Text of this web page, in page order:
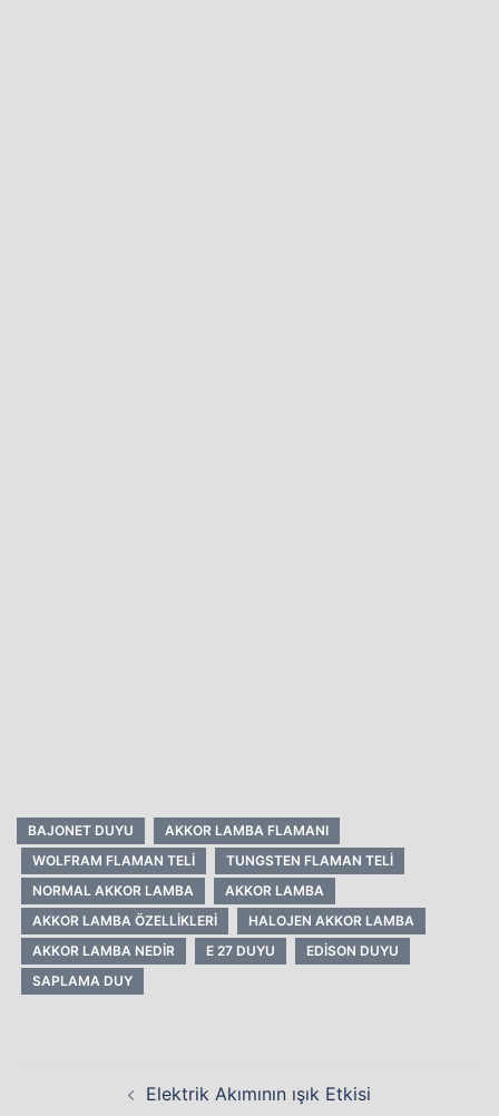
BAJONET DUYU
AKKOR LAMBA FLAMANI
WOLFRAM FLAMAN TELI
TUNGSTEN FLAMAN TELI
NORMAL AKKOR LAMBA
AKKOR LAMBA
AKKOR LAMBA ÖZELLIKLERI
HALOJEN AKKOR LAMBA
AKKOR LAMBA NEDIR
E 27 DUYU
EDISON DUYU
SAPLAMA DUY
Elektrik Akımının ışık Etkisi